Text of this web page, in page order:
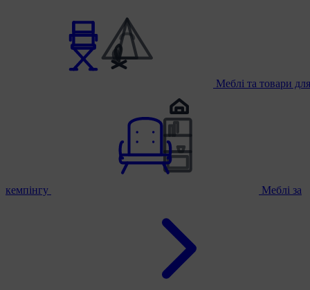
Меблі та товари для
кемпінгу Меблі за